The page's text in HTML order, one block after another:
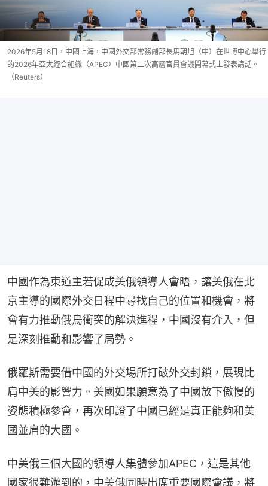
2026年5月18日，中國上海，中國外交部常務副部長馬朝旭（中）在世博中心舉行
的2026年亞太經合組織（APEC）中國第二次高層官員會議開幕式上發表講話。
（Reuters）
中國作為東道主若促成美俄領導人會晤，讓美俄在北
京主導的國際外交日程中尋找自己的位置和機會，將
會有力推動俄烏衝突的解決進程，中國沒有介入，但
是深刻推動和影響了局勢。
俄羅斯需要借中國的外交場所打破外交封鎖，展現比
肩中美的影響力。美國如果願意為了中國放下傲慢的
姿態積極參會，再次印證了中國已經是真正能夠和美
國並肩的大國。
中美俄三個大國的領導人集體參加APEC，這是其他
國家很難辦到的，中美俄同時出席重要國際會議，將